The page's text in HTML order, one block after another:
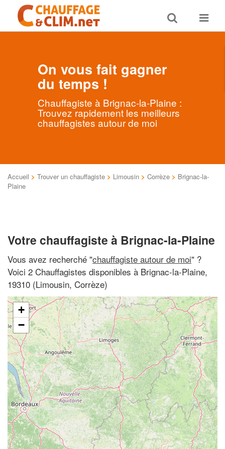
Toggle
search
Toggle
On vous fait gagner
du temps !
Chauffagiste à Brignac-la-Plaine :
Trouvez rapidement les meilleurs
chauffagistes autour de moi
Accueil > Trouver un chauffagiste > Limousin > Corrèze > Brignac-la-
Plaine
Votre chauffagiste à Brignac-la-Plaine
Vous avez recherché "chauffagiste autour de moi" ?
Voici 2 Chauffagistes disponibles à Brignac-la-Plaine,
19310 (Limousin, Corrèze)
+
−